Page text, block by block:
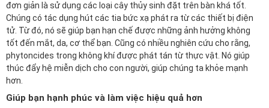
đơn giản là sử dụng các loại cây thủy sinh đặt trên bàn khá tốt.
Chúng có tác dụng hút các tia bức xạ phát ra từ các thiết bị điện
tử. Từ đó, nó sẽ giúp bạn hạn chế được những ảnh hưởng không
tốt đến mắt, da, cơ thể bạn. Cũng có nhiều nghiên cứu cho rằng,
phytoncides trong không khí được phát tán từ thực vật. Nó giúp
thúc đẩy hệ miễn dịch cho con người, giúp chúng ta khỏe mạnh
hơn.
Giúp bạn hạnh phúc và làm việc hiệu quả hơn